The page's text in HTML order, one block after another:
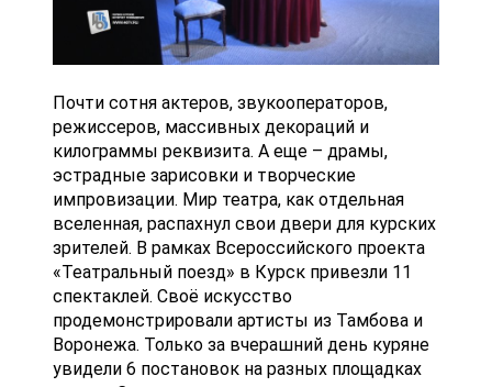
Почти сотня актеров, звукооператоров,
режиссеров, массивных декораций и
килограммы реквизита. А еще – драмы,
эстрадные зарисовки и творческие
импровизации. Мир театра, как отдельная
вселенная, распахнул свои двери для курских
зрителей. В рамках Всероссийского проекта
«Театральный поезд» в Курск привезли 11
спектаклей. Своё искусство
продемонстрировали артисты из Тамбова и
Воронежа. Только за вчерашний день куряне
увидели 6 постановок на разных площадках